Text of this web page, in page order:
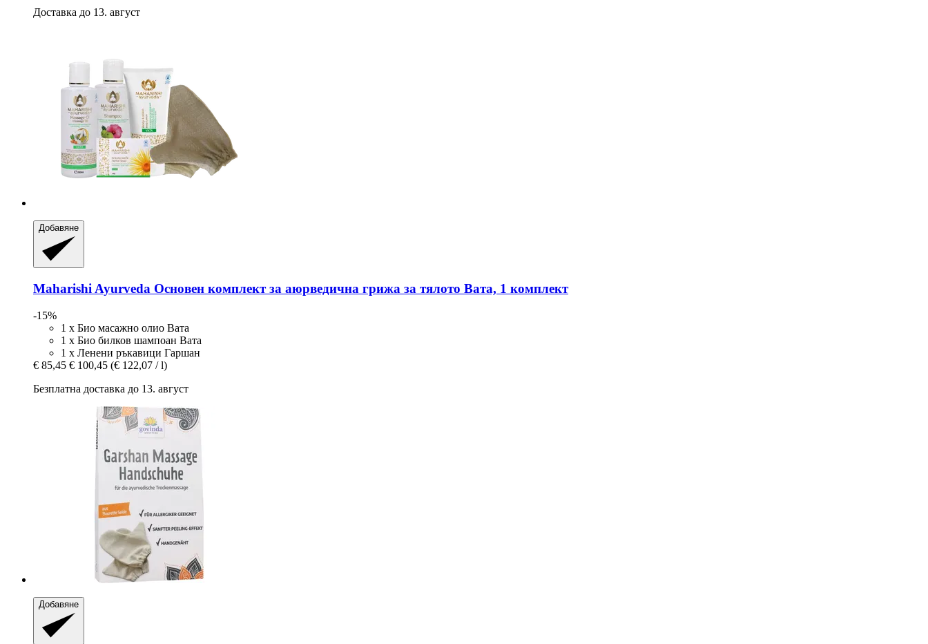
Доставка до 13. август
Добавяне
Maharishi Ayurveda Основен комплект за аюрведична грижа за тялото Вата, 1 комплект
-15%
1 х Био масажно олио Вата
1 х Био билков шампоан Вата
1 x Ленени ръкавици Гаршан
€ 85,45 € 100,45 (€ 122,07 / l)
Безплатна доставка до 13. август
Добавяне